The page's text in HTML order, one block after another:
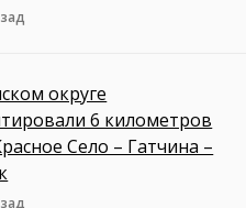
округе
6 километров
Село – Гатчина –